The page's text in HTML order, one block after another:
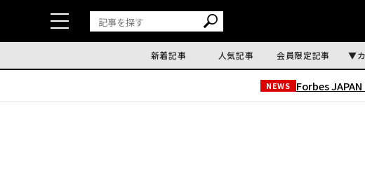
新着記事 人気記事 会員限定記事
NEWS Forbes JAPAN